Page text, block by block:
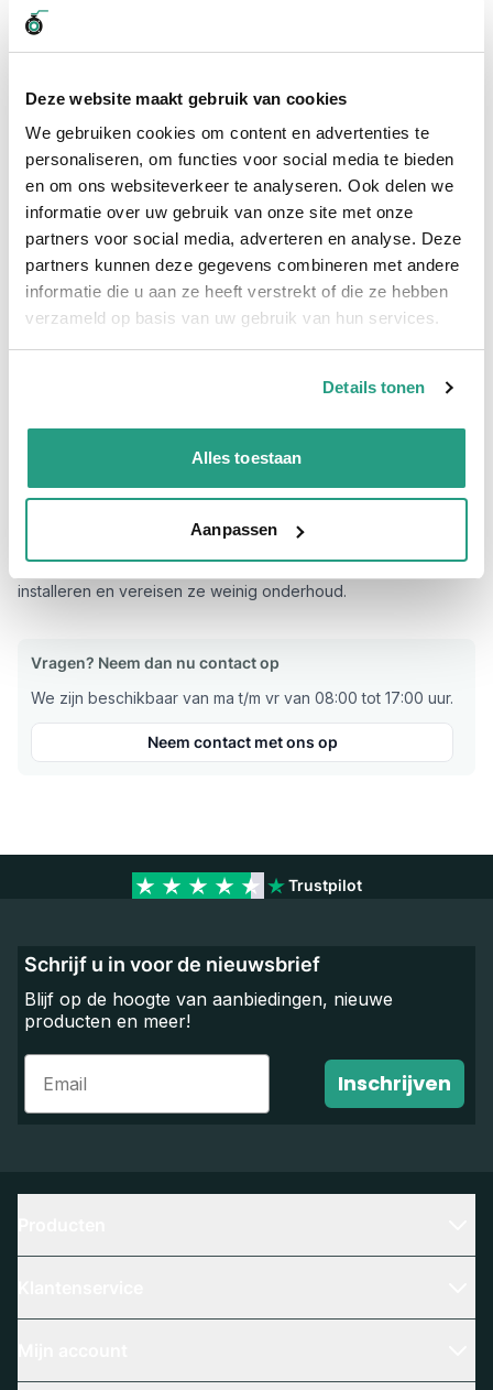
Deze website maakt gebruik van cookies
We gebruiken cookies om content en advertenties te
personaliseren, om functies voor social media te bieden
en om ons websiteverkeer te analyseren. Ook delen we
informatie over uw gebruik van onze site met onze
partners voor social media, adverteren en analyse. Deze
partners kunnen deze gegevens combineren met andere
informatie die u aan ze heeft verstrekt of die ze hebben
verzameld op basis van uw gebruik van hun services.
Details tonen
Alles toestaan
Aanpassen
Snel naar
Details
Details
Geka rubberringen zijn een belangrijk onderdeel van Geka-
koppelingen, die worden gebruikt in een breed scala aan
industriële toepassingen. Deze rubberen ringen zijn
ontworpen om de oude rubberringen te vervangen wanneer
deze kapot zijn of verouderd zijn geraakt.
Het vervangen van alleen de rubberen ringen in plaats van de
de levensduur van de koppeling verlengt en het afval
dan het vervangen van de gehele koppeling.
Geka rubberringen zijn gemaakt van hoogwaardig
rubbermateriaal dat bestand is tegen hoge druk en extreme
installeren en vereisen ze weinig onderhoud.
Vragen? Neem dan nu contact op
We zijn beschikbaar van ma t/m vr van 08:00 tot 17:00 uur.
Neem contact met ons op
Trustpilot
Schrijf u in voor de nieuwsbrief
Blijf op de hoogte van aanbiedingen, nieuwe
producten en meer!
Email
Inschrijven